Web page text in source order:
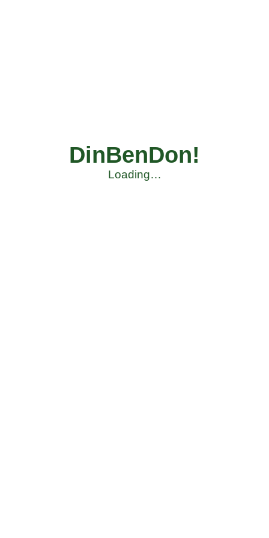
DinBenDon!
Loading…